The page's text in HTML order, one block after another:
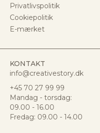
Privatlivspolitik
Cookiepolitik
E-mærket
KONTAKT
info@creativestory.dk
+45 70 27 99 99
Mandag - torsdag:
09.00 - 16.00
Fredag: 09.00 - 14.00